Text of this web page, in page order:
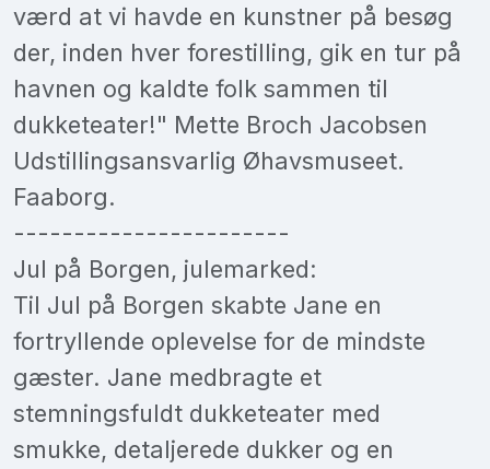
værd at vi havde en kunstner på besøg
der, inden hver forestilling, gik en tur på
havnen og kaldte folk sammen til
dukketeater!" Mette Broch Jacobsen
Udstillingsansvarlig Øhavsmuseet.
Faaborg.
-----------------------
Jul på Borgen, julemarked:
Til Jul på Borgen skabte Jane en
fortryllende oplevelse for de mindste
gæster. Jane medbragte et
stemningsfuldt dukketeater med
smukke, detaljerede dukker og en